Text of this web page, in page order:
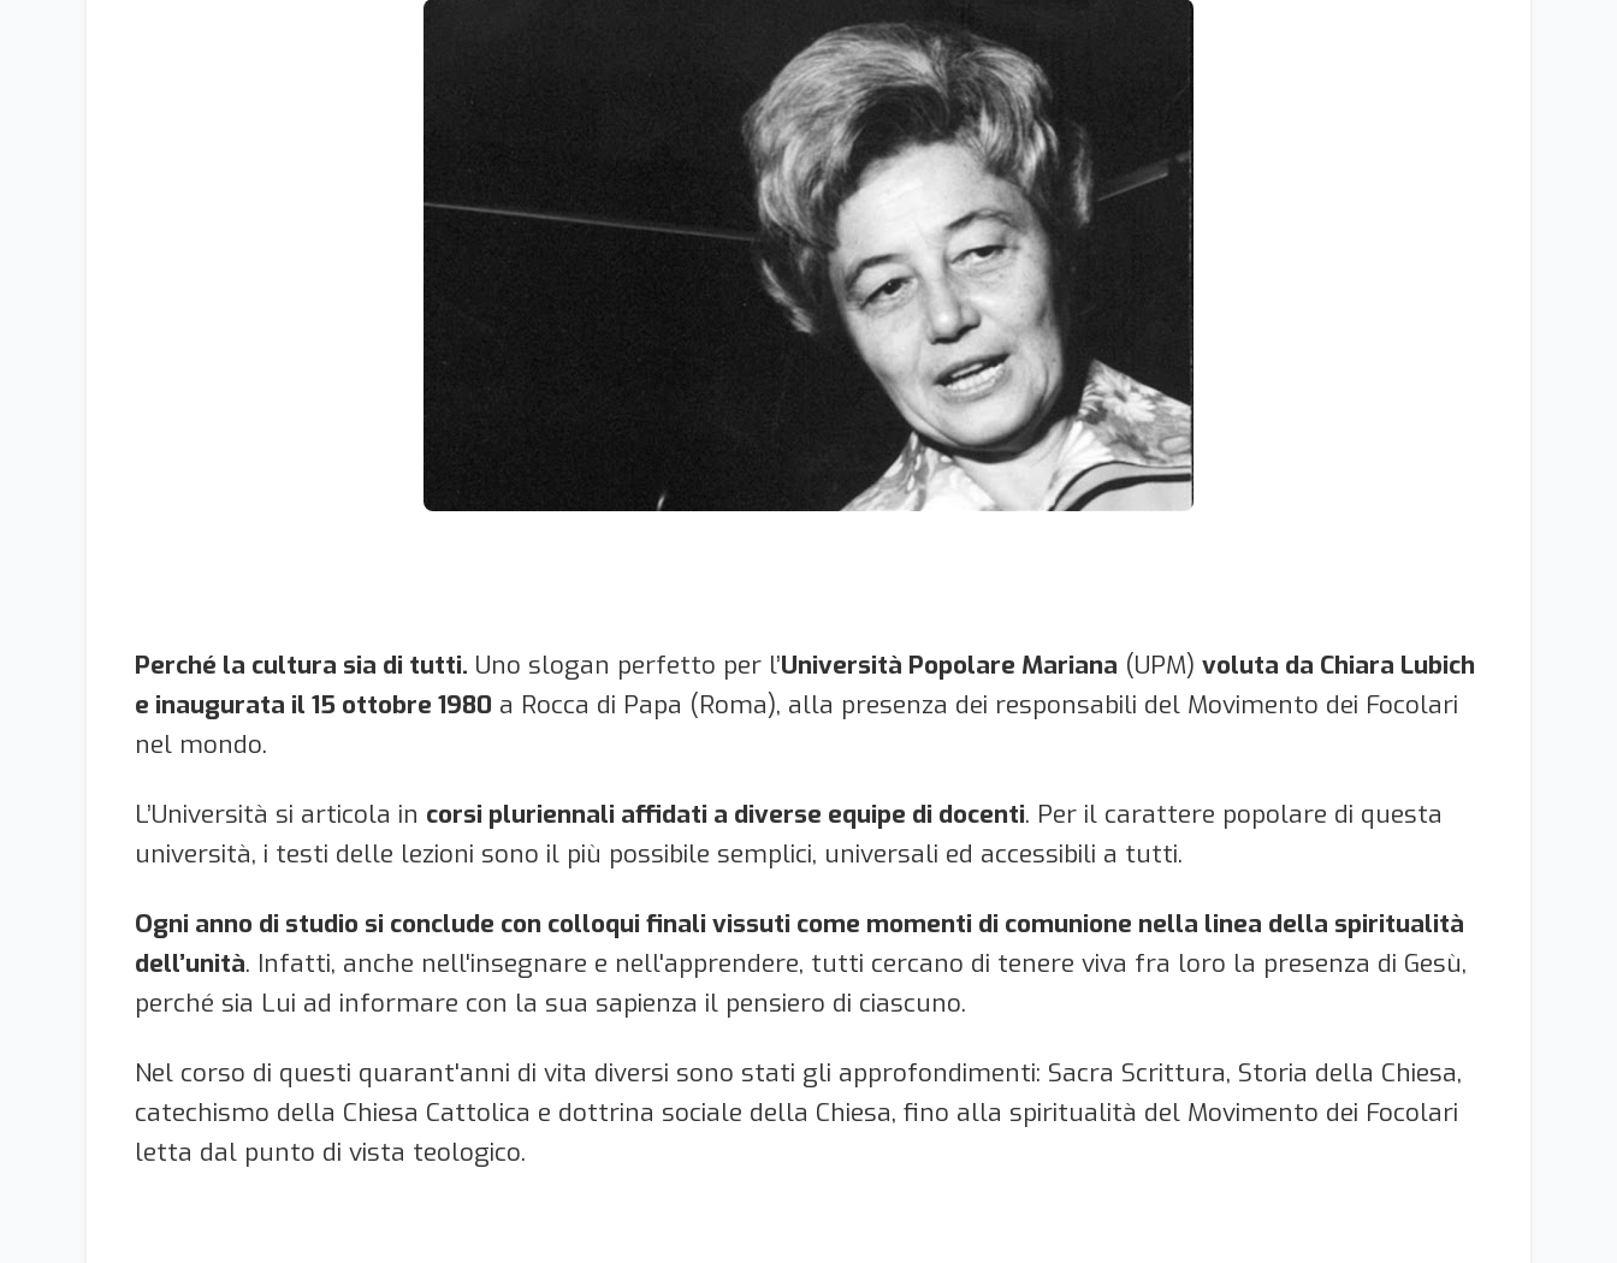
Perché la cultura sia di tutti. Uno slogan perfetto per l’Università Popolare Mariana (UPM) voluta da Chiara Lubich
e inaugurata il 15 ottobre 1980 a Rocca di Papa (Roma), alla presenza dei responsabili del Movimento dei Focolari
nel mondo.
L’Università si articola in corsi pluriennali affidati a diverse equipe di docenti. Per il carattere popolare di questa
università, i testi delle lezioni sono il più possibile semplici, universali ed accessibili a tutti.
Ogni anno di studio si conclude con colloqui finali vissuti come momenti di comunione nella linea della spiritualità
dell’unità. Infatti, anche nell'insegnare e nell'apprendere, tutti cercano di tenere viva fra loro la presenza di Gesù,
perché sia Lui ad informare con la sua sapienza il pensiero di ciascuno.
Nel corso di questi quarant'anni di vita diversi sono stati gli approfondimenti: Sacra Scrittura, Storia della Chiesa,
catechismo della Chiesa Cattolica e dottrina sociale della Chiesa, fino alla spiritualità del Movimento dei Focolari
letta dal punto di vista teologico.